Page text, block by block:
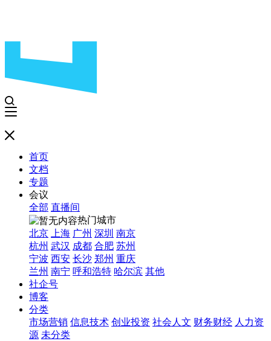
首页
文档
专题
会议
全部 直播间
热门城市
北京
上海 广州 深圳 南京
杭州 武汉 成都 合肥 苏州
宁波 西安 长沙 郑州 重庆
兰州 南宁 呼和浩特 哈尔滨 其他
社企号
博客
分类
市场营销 信息技术 创业投资 社会人文 财务财经 人力资
源 未分类